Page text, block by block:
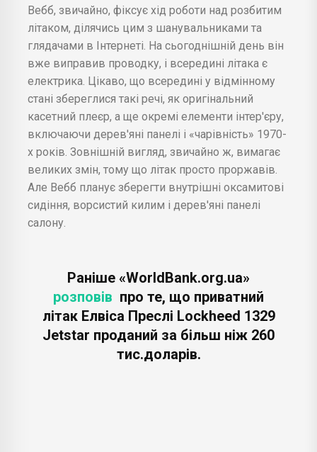
Вебб, звичайно, фіксує хід роботи над розбитим
літаком, ділячись цим з шанувальниками та
глядачами в Інтернеті. На сьогоднішній день він
вже виправив проводку, і всередині літака є
електрика. Цікаво, що всередині у відмінному
стані збереглися такі речі, як оригінальний
касетний плеєр, а ще окремі елементи інтер'єру,
включаючи дерев'яні панелі і «чарівність» 1970-
х років. Зовнішній вигляд, звичайно ж, вимагає
великих змін, тому що літак просто проржавів.
Але Вебб планує зберегти внутрішні оксамитові
сидіння, ворсистий килим і дерев'яні панелі
салону.
Раніше «WorldBank.org.ua»
розповів про те, що приватний
літак Елвіса Преслі Lockheed 1329
Jetstar проданий за більш ніж 260
тис.доларів.